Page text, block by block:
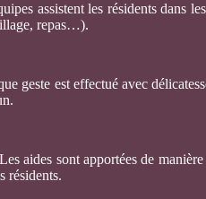
assistent les résidents dans
repas…).
geste est effectué avec
Les aides sont apportées de
résidents.